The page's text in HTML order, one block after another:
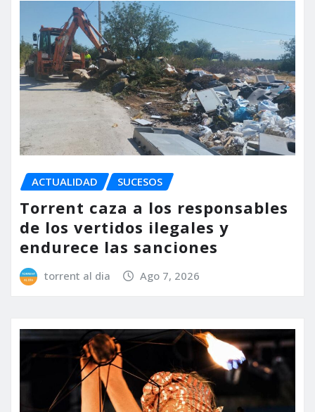
ACTUALIDAD SUCESOS
Torrent caza a los responsables
de los vertidos ilegales y
endurece las sanciones
torrent al dia Ago 7, 2026